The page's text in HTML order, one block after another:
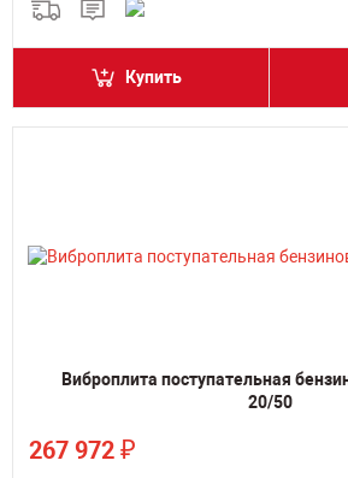
Купить
Виброплита поступательная
20/50
267 972 ₽